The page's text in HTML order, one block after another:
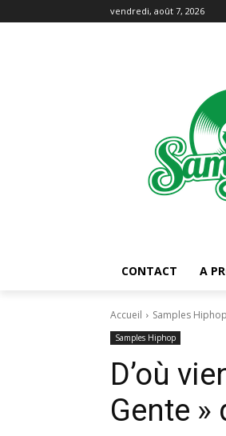
vendredi, août 7, 2026
CONTACT A
Accueil Samples Hiphop
Samples Hiphop
D’où
Gente »